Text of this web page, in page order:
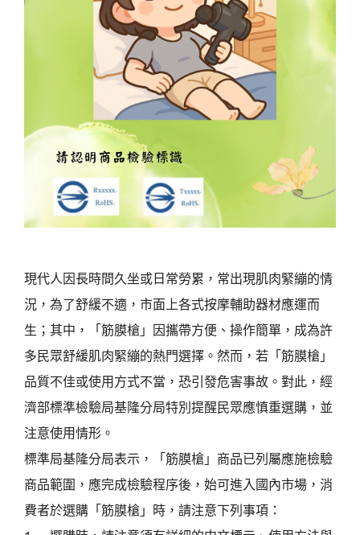
現代人因長時間久坐或日常勞累，常出現肌肉緊繃的情
況，為了舒緩不適，市面上各式按摩輔助器材應運而
生；其中，「筋膜槍」因攜帶方便、操作簡單，成為許
多民眾舒緩肌肉緊繃的熱門選擇。然而，若「筋膜槍」
品質不佳或使用方式不當，恐引發危害事故。對此，經
濟部標準檢驗局基隆分局特別提醒民眾應慎重選購，並
注意使用情形。
標準局基隆分局表示，「筋膜槍」商品已列屬應施檢驗
商品範圍，應完成檢驗程序後，始可進入國內市場，消
費者於選購「筋膜槍」時，請注意下列事項：